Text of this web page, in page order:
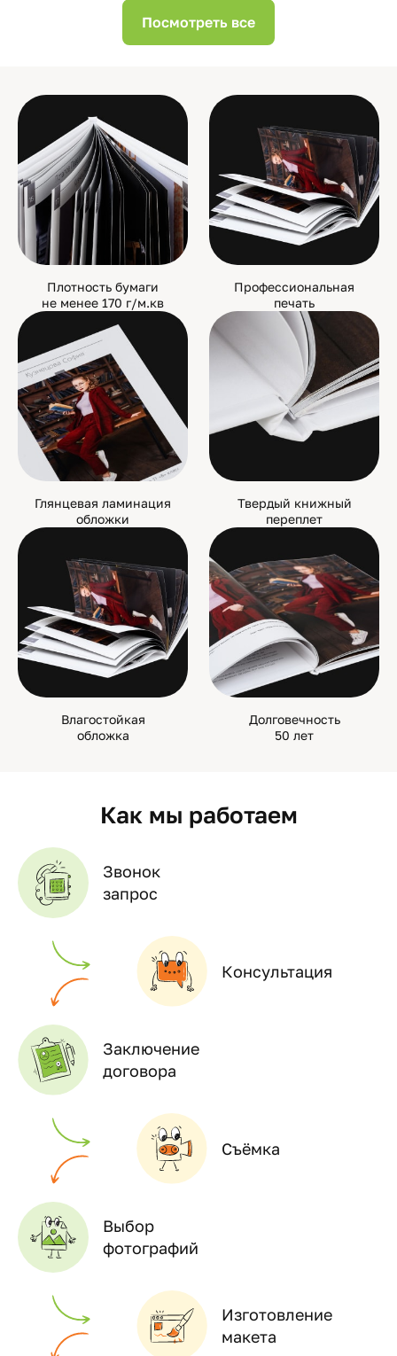
Посмотреть все
Плотность бумаги
не менее 170 г/м.кв
Профессиональная
печать
Глянцевая ламинация
обложки
Твердый книжный
переплет
Влагостойкая
обложка
Долговечность
50 лет
Как мы работаем
Звонок
запрос
Консультация
Заключение
договора
Съёмка
Выбор
фотографий
Изготовление
макета